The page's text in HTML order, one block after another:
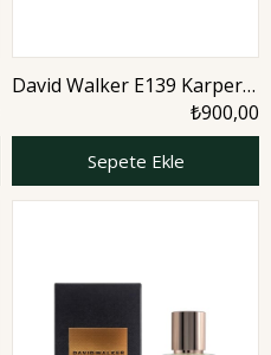
David Walker E139 Karper
50 ml Erkek Parfüm | Citrus
₺900,00
Sepete Ekle